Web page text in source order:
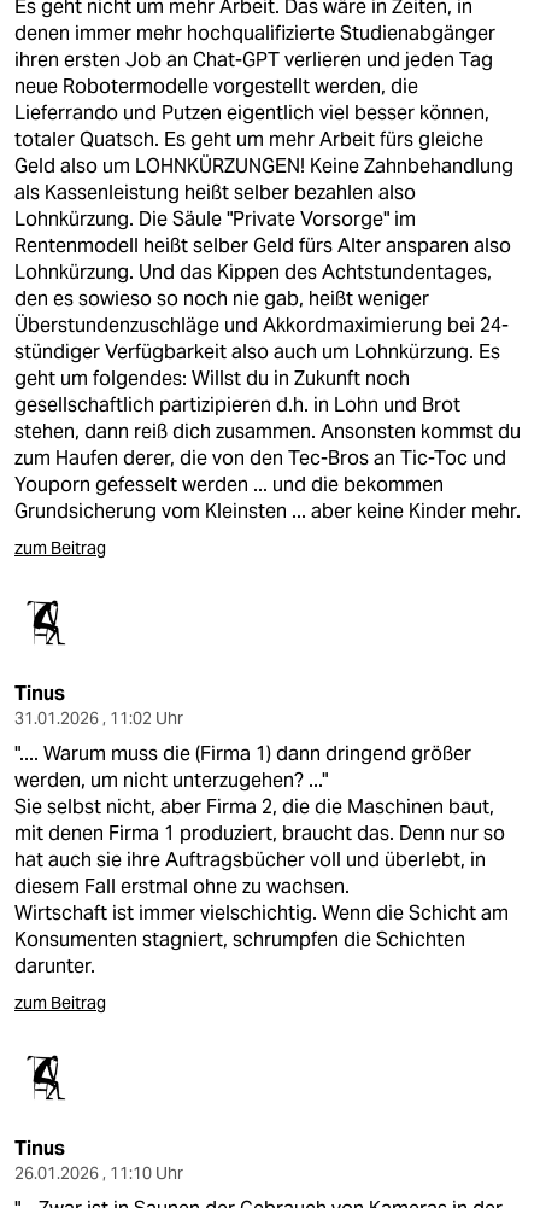
Es geht nicht um mehr Arbeit. Das wäre in Zeiten, in
denen immer mehr hochqualifizierte Studienabgänger
ihren ersten Job an Chat-GPT verlieren und jeden Tag
neue Robotermodelle vorgestellt werden, die
Lieferrando und Putzen eigentlich viel besser können,
totaler Quatsch. Es geht um mehr Arbeit fürs gleiche
Geld also um LOHNKÜRZUNGEN! Keine Zahnbehandlung
als Kassenleistung heißt selber bezahlen also
Lohnkürzung. Die Säule "Private Vorsorge" im
Rentenmodell heißt selber Geld fürs Alter ansparen also
Lohnkürzung. Und das Kippen des Achtstundentages,
den es sowieso so noch nie gab, heißt weniger
Überstundenzuschläge und Akkordmaximierung bei 24-
stündiger Verfügbarkeit also auch um Lohnkürzung. Es
geht um folgendes: Willst du in Zukunft noch
gesellschaftlich partizipieren d.h. in Lohn und Brot
stehen, dann reiß dich zusammen. Ansonsten kommst du
zum Haufen derer, die von den Tec-Bros an Tic-Toc und
Youporn gefesselt werden ... und die bekommen
Grundsicherung vom Kleinsten ... aber keine Kinder mehr.
zum Beitrag
Tinus
31.01.2026 , 11:02 Uhr
".... Warum muss die (Firma 1) dann dringend größer
werden, um nicht unterzugehen? ..."
Sie selbst nicht, aber Firma 2, die die Maschinen baut,
mit denen Firma 1 produziert, braucht das. Denn nur so
hat auch sie ihre Auftragsbücher voll und überlebt, in
diesem Fall erstmal ohne zu wachsen.
Wirtschaft ist immer vielschichtig. Wenn die Schicht am
Konsumenten stagniert, schrumpfen die Schichten
darunter.
zum Beitrag
Tinus
26.01.2026 , 11:10 Uhr